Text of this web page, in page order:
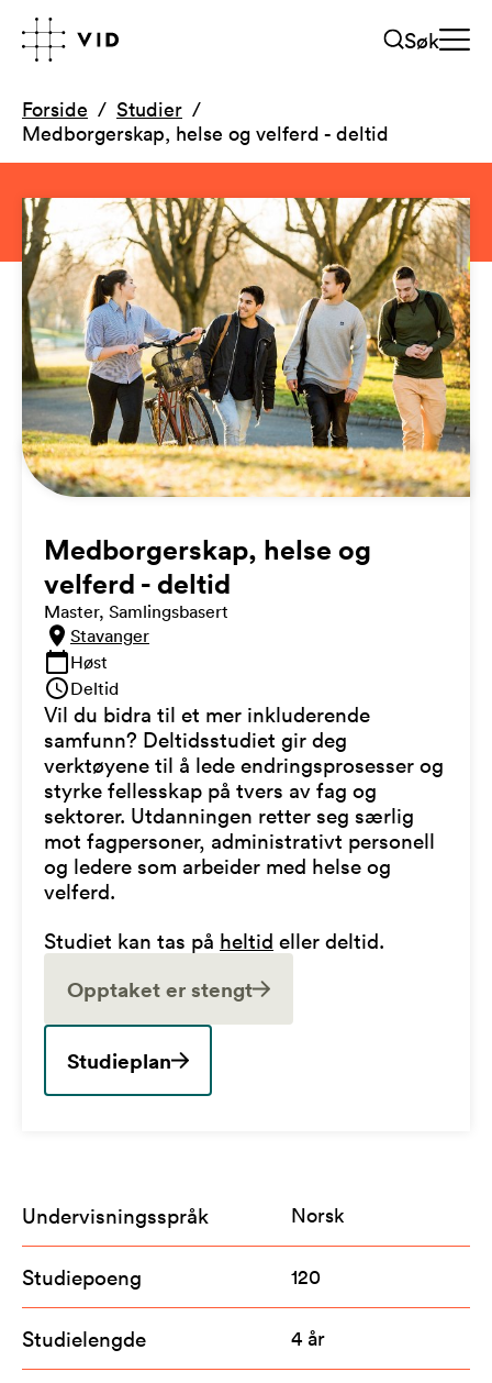
Søk
Forside
Studier
Medborgerskap, helse og velferd - deltid
Medborgerskap, helse og
velferd - deltid
Master, Samlingsbasert
Stavanger
Høst
Deltid
Vil du bidra til et mer inkluderende
samfunn? Deltidsstudiet gir deg
verktøyene til å lede endringsprosesser og
styrke fellesskap på tvers av fag og
sektorer. Utdanningen retter seg særlig
mot fagpersoner, administrativt personell
og ledere som arbeider med helse og
velferd.
Studiet kan tas på heltid eller deltid.
Opptaket er stengt
Studieplan
Undervisningsspråk Norsk
Studiepoeng 120
Studielengde 4 år